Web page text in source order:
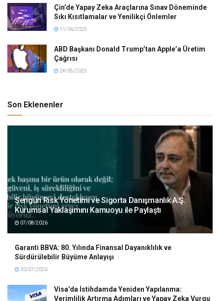
Çin’de Yapay Zeka Araçlarına Sınav Döneminde
Sıkı Kısıtlamalar ve Yenilikçi Önlemler
11/06/2025
ABD Başkanı Donald Trump’tan Apple’a Üretim
Çağrısı
24/05/2025
Son Eklenenler
Şengün Risk Yönetimi ve Sigorta Danışmanlık A.Ş.
Kurumsal Yaklaşımını Kamuoyu ile Paylaştı
07/08/2026
Garanti BBVA: 80. Yılında Finansal Dayanıklılık ve
Sürdürülebilir Büyüme Anlayışı
30/07/2026
Visa’da İstihdamda Yeniden Yapılanma:
Verimlilik Artırma Adımları ve Yapay Zeka Vurgu